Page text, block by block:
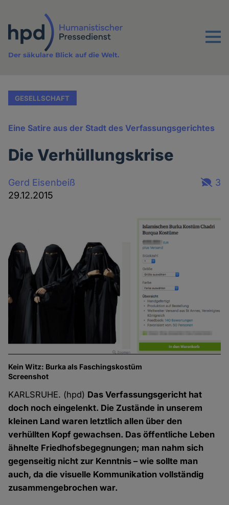
Inhalt
Menu
Der säkulare Blick auf die Welt.
GESELLSCHAFT
Eine Satire aus der Stadt des Verfassungsgerichtes
Die Verhüllungskrise
Gerd Eisenbeiß
29.12.2015
3
Kein Witz: Burka als Faschingskostüm
Screenshot
KARLSRUHE. (hpd) Das Verfassungsgericht hat
doch noch eingelenkt. Die Zustände in unserem
kleinen Land waren letztlich allen über den
verhüllten Kopf gewachsen. Das öffentliche Leben
ähnelte Friedhofsbegegnungen; man nahm sich
gegenseitig nicht zur Kenntnis – wie sollte man
auch, da die visuelle Kommunikation vollständig
zusammengebrochen war.